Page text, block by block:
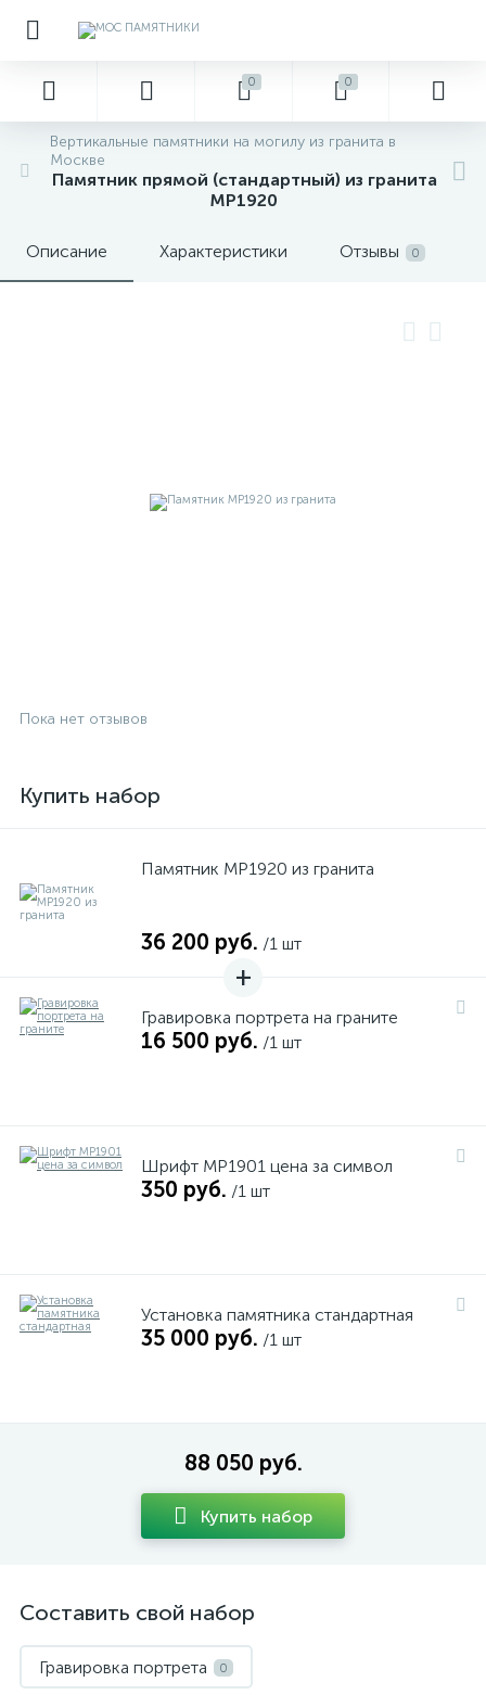
0 0
Вертикальные памятники на могилу из гранита в
Москве
Памятник прямой (стандартный) из гранита
MP1920
Описание Характеристики Отзывы 0
Пока нет отзывов
Купить набор
Памятник MP1920 из гранита
36 200 руб. /1 шт
Гравировка портрета на граните
16 500 руб. /1 шт
Шрифт MP1901 цена за символ
350 руб. /1 шт
Установка памятника стандартная
35 000 руб. /1 шт
88 050 руб.
Купить набор
Составить свой набор
Гравировка портрета 0